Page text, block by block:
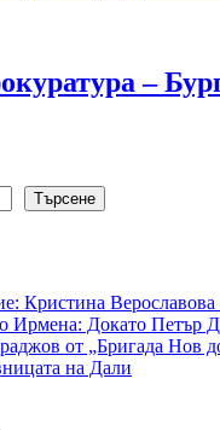
–
Търсене
Кристина
Ирмена: Докато Петър
от „Бригада Нов
на Дали